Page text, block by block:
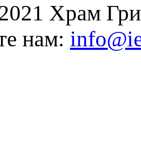
Храм
нам: